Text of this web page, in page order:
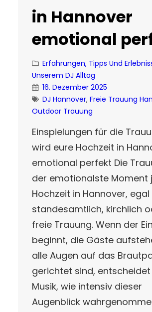
in Hannover
emotional
Erfahrungen, Tipps Und
Unserem DJ Alltag
16. Dezember 2025
DJ Hannover, Freie Trauung
Outdoor Trauung
Einspielungen für die
wird eure Hochzeit in
emotional perfekt Die
der emotionalste Moment
Hochzeit in Hannover,
standesamtlich, kirchlich
freie Trauung. Wenn der
beginnt, die Gäste
alle Augen auf das
gerichtet sind,
Musik, wie intensiv dieser
Augenblick